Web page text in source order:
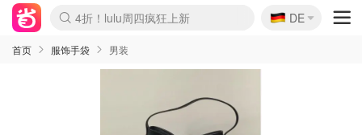
Boticinal 夏促开抢！
4折！lulu周四疯狂上新
还没结束！&OtherStories大促
Joybuy变相75折 随时失效
速领！Stanley独家85折
疑似霸哥！Camper额外叠85折
Zalando 奥莱闪促！每日更新
Moncler反季囤！5折起+叠9折
Coach Brooklyn仅€192
🇩🇪
DE
首页 服饰手袋 男装